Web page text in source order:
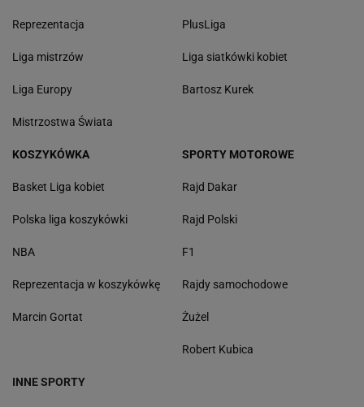
Reprezentacja
Liga mistrzów
Liga Europy
Mistrzostwa Świata
PlusLiga
Liga siatkówki kobiet
Bartosz Kurek
KOSZYKÓWKA
Basket Liga kobiet
Polska liga koszykówki
NBA
Reprezentacja w koszykówkę
Marcin Gortat
SPORTY MOTOROWE
Rajd Dakar
Rajd Polski
F1
Rajdy samochodowe
Żużel
Robert Kubica
INNE SPORTY